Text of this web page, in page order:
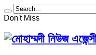
Don't Miss